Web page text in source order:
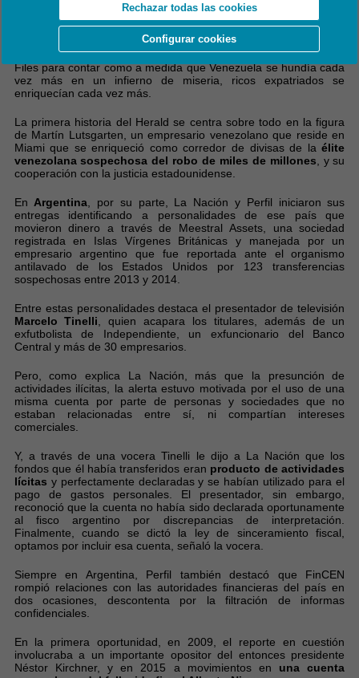
Rechazar todas las cookies
Configurar cookies
presidente Nicolás Maduro.
Y Venezuela también es uno de los objetos de atención de The
Miami Herald, que utilizó la información contenida en los FinCEN
Files para contar como a medida que Venezuela se hundía cada
vez más en un infierno de miseria, ricos expatriados se
enriquecían cada vez más.
La primera historia del Herald se centra sobre todo en la figura
de Martín Lutsgarten, un empresario venezolano que reside en
Miami que se enriqueció como corredor de divisas de laélite
venezolana sospechosa del robo de miles de millones , y su
cooperación con la justicia estadounidense.
En Argentina , por su parte, La Nación y Perfil iniciaron sus
entregas identificando a personalidades de ese país que
movieron dinero a través de Meestral Assets, una sociedad
registrada en Islas Vírgenes Británicas y manejada por un
empresario argentino que fue reportada ante el organismo
antilavado de los Estados Unidos por 123 transferencias
sospechosas entre 2013 y 2014.
Entre estas personalidades destaca el presentador de televisión
Marcelo Tinelli , quien acapara los titulares, además de un
exfutbolista de Independiente, un exfuncionario del Banco
Central y más de 30 empresarios.
Pero, como explica La Nación, más que la presunción de
actividades ilícitas, la alerta estuvo motivada por el uso de una
misma cuenta por parte de personas y sociedades que no
estaban relacionadas entre sí, ni compartían intereses
comerciales.
Y, a través de una vocera Tinelli le dijo a La Nación que los
fondos que él había transferidos eran producto de actividades
lícitas y perfectamente declaradas y se habían utilizado para el
pago de gastos personales. El presentador, sin embargo,
reconoció que la cuenta no había sido declarada oportunamente
al fisco argentino por discrepancias de interpretación.
Finalmente, cuando se dictó la ley de sinceramiento fiscal,
optamos por incluir esa cuenta, señaló la vocera.
Siempre en Argentina, Perfil también destacó que FinCEN
rompió relaciones con las autoridades financieras del país en
dos ocasiones, descontenta por la filtración de informas
confidenciales.
En la primera oportunidad, en 2009, el reporte en cuestión
involucraba a un importante opositor del entonces presidente
Néstor Kirchner, y en 2015 a movimientos en una cuenta